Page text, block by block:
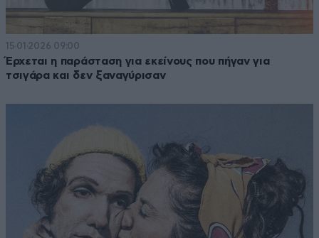
15·01·2026 09:00
Έρχεται η παράσταση για εκείνους που πήγαν για
τσιγάρα και δεν ξαναγύρισαν